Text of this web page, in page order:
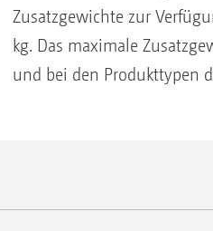
Zusatzgewichte zur
kg. Das maximale
und bei den Produkttypen